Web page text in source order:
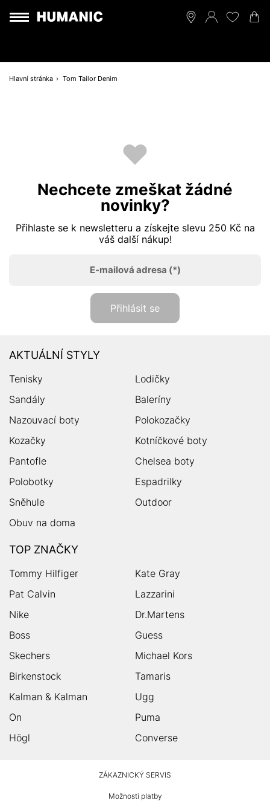
Hlavní stránka Tom Tailor Denim
Nechcete zmeškat žádné
novinky?
Přihlaste se k newsletteru a získejte slevu 250 Kč na
váš další nákup!
E-mailová adresa (*)
Přihlásit se
AKTUÁLNÍ STYLY
Tenisky
Lodičky
Sandály
Baleríny
Nazouvací boty
Polokozačky
Kozačky
Kotníčkové boty
Pantofle
Chelsea boty
Polobotky
Espadrilky
Sněhule
Outdoor
Obuv na doma
TOP ZNAČKY
Tommy Hilfiger
Kate Gray
Pat Calvin
Lazzarini
Nike
Dr.Martens
Boss
Guess
Skechers
Michael Kors
Birkenstock
Tamaris
Kalman & Kalman
Ugg
On
Puma
Högl
Converse
ZÁKAZNICKÝ SERVIS
Možnosti platby